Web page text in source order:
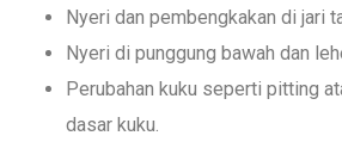
Nyeri dan pembengkakan di jari
Nyeri di punggung bawah dan
Perubahan kuku seperti pitting
dasar kuku.